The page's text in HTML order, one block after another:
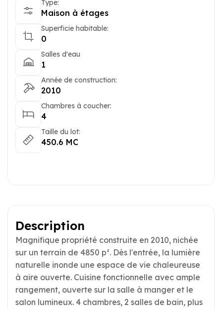
Type:
Maison à étages
Superficie habitable:
0
Salles d'eau
1
Année de construction:
2010
Chambres à coucher:
4
Taille du lot:
450.6 MC
Description
Magnifique propriété construite en 2010, nichée
sur un terrain de 4850 p². Dès l'entrée, la lumière
naturelle inonde une espace de vie chaleureuse
à aire ouverte. Cuisine fonctionnelle avec ample
rangement, ouverte sur la salle à manger et le
salon lumineux. 4 chambres, 2 salles de bain, plus